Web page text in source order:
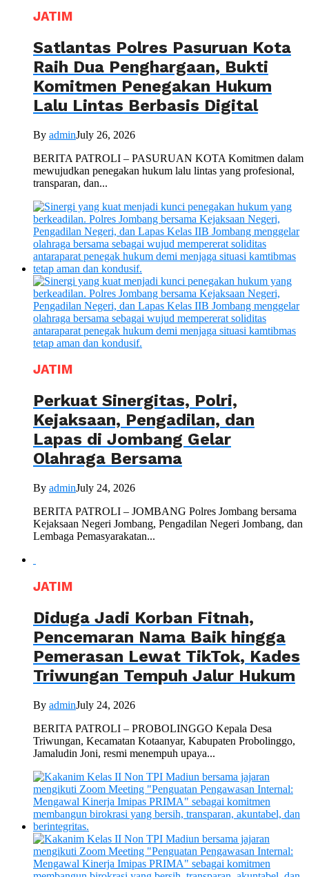
JATIM
Satlantas Polres Pasuruan Kota
Raih Dua Penghargaan, Bukti
Komitmen Penegakan Hukum
Lalu Lintas Berbasis Digital
By adminJuly 26, 2026
BERITA PATROLI – PASURUAN KOTA Komitmen dalam
mewujudkan penegakan hukum lalu lintas yang profesional,
transparan, dan...
JATIM
Perkuat Sinergitas, Polri,
Kejaksaan, Pengadilan, dan
Lapas di Jombang Gelar
Olahraga Bersama
By adminJuly 24, 2026
BERITA PATROLI – JOMBANG Polres Jombang bersama
Kejaksaan Negeri Jombang, Pengadilan Negeri Jombang, dan
Lembaga Pemasyarakatan...
JATIM
Diduga Jadi Korban Fitnah,
Pencemaran Nama Baik hingga
Pemerasan Lewat TikTok, Kades
Triwungan Tempuh Jalur Hukum
By adminJuly 24, 2026
BERITA PATROLI – PROBOLINGGO Kepala Desa
Triwungan, Kecamatan Kotaanyar, Kabupaten Probolinggo,
Jamaludin Joni, resmi menempuh upaya...